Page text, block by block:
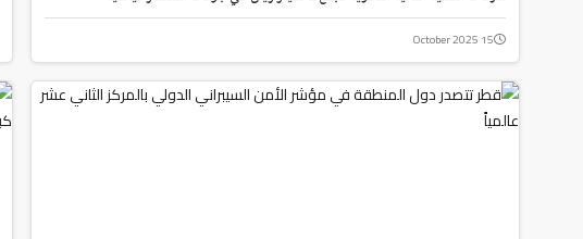
Hacklink
Buy Hacklink
Hacklink
Hacklink
15 October 2025